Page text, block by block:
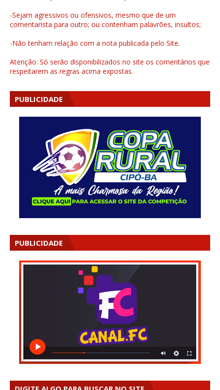
-Sejam agressivos ou ofensivos, mesmo que de um
comentarista para outro; ou contenham palavrões, insultos;
-Não tenham relação com a nota publicada pelo Site.
Atenção: Só serão disponibilizados no site os comentários que
respeitarem as regras acima expostas.
PUBLICIDADE
PUBLICIDADE